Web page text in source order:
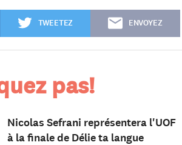
TWEETEZ ENVOYEZ
pas!
Nicolas Sefrani représentera l'UOF
à la finale de Délie ta langue